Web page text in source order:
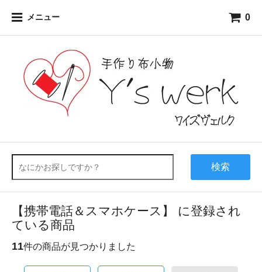
メニュー 0
検索
【携帯電話＆スマホケース】 に登録され
ている商品
11件の商品が見つかりました